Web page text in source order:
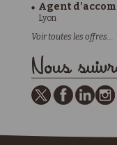
Agent
Lyon
Voir toutes les offres...
Nous